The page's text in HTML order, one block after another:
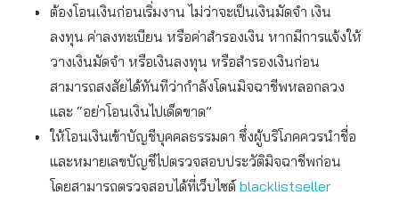
ต้องโอนเงินก่อนเริ่มงาน ไม่ว่าจะเป็นเงินมัดจำ เงิน
ลงทุน ค่าลงทะเบียน หรือค่าสำรองเงิน หากมีการแจ้งให้
วางเงินมัดจำ หรือเงินลงทุน หรือสำรองเงินก่อน
สามารถสงสัยได้ทันทีว่ากำลังโดนมิจฉาชีพหลอกลวง
และ “อย่าโอนเงินไปเด็ดขาด”
ให้โอนเงินเข้าบัญชีบุคคลธรรมดา ซึ่งผู้บริโภคควรนำชื่อ
และหมายเลขบัญชีไปตรวจสอบประวัติมิจฉาชีพก่อน
โดยสามารถตรวจสอบได้ที่เว็บไซต์ blacklistseller